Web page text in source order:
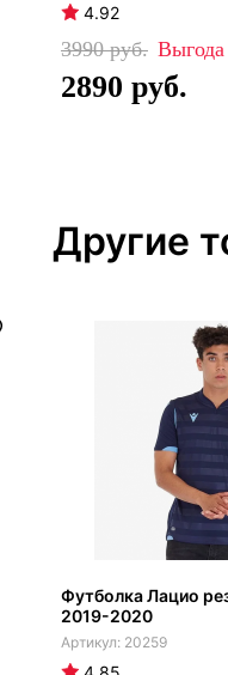
4.92
3990
2890
Другие
Футболка Лацио
2019-2020
20259